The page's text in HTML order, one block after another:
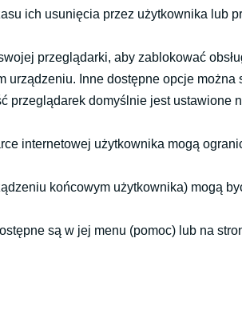
ich usunięcia przez użytkownika lub
przeglądarki, aby zablokować
Inne dostępne opcje można
przeglądarek domyślnie jest ustawione
internetowej użytkownika mogą
końcowym użytkownika) mogą
są w jej menu (pomoc) lub na